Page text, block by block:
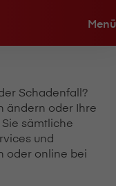
Menü
Schadenfall?
ändern oder Ihre
sämtliche
und
oder online bei